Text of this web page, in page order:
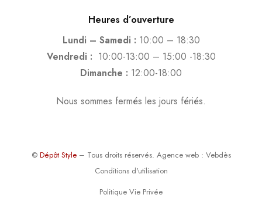
Heures d’ouverture
Lundi – Samedi : 10:00 – 18:30
Vendredi : 10:00-13:00 – 15:00 -18:30
Dimanche : 12:00-18:00
Nous sommes fermés les jours fériés.
© Dépôt Style– Tous droits réservés. Agence web: Vebdès
Conditions d'utilisation
Politique Vie Privée